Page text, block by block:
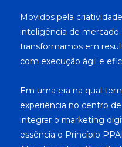
Movidos pela
inteligência de mercado.
transformamos em
com execução ágil e
Em uma era na qual
experiência no centro
integrar o marketing
essência o Princípio